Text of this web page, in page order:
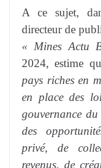
A ce sujet,
directeur de
« Mines Actu
2024, estime
pays riches en
en place des
gouvernance
des
privé, de
revenus, de